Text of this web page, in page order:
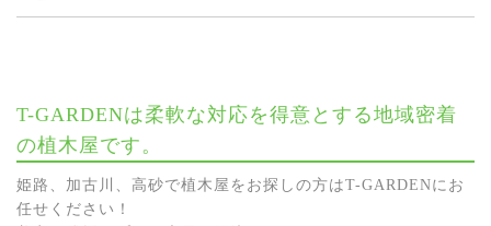
T-GARDENは柔軟な対応を得意とする地域密着
の植木屋です。
姫路、加古川、高砂で植木屋をお探しの方はT-GARDENにお
任せください！